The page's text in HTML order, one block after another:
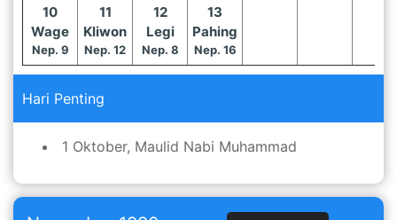
10
Wage
Nep. 9
11
Kliwon
Nep. 12
12
Legi
Nep. 8
13
Pahing
Nep. 16
Hari Penting
1 Oktober, Maulid Nabi Muhammad